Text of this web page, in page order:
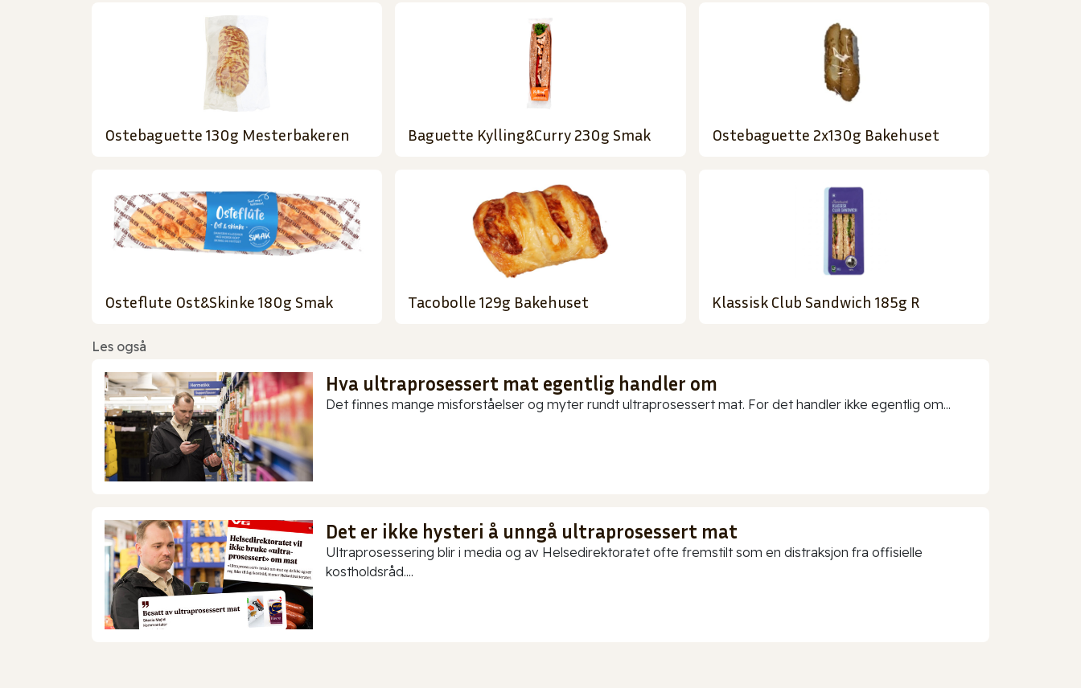
Ostebaguette 130g Mesterbakeren Baguette Kylling&Curry 230g Smak Ostebaguette 2x130g Bakehuset
Osteflute Ost&Skinke 180g Smak Tacobolle 129g Bakehuset Klassisk Club Sandwich 185g R
Les også
Hva ultraprosessert mat egentlig handler om
Det finnes mange misforståelser og myter rundt ultraprosessert mat. For det handler ikke egentlig om...
Det er ikke hysteri å unngå ultraprosessert mat
Ultraprosessering blir i media og av Helsedirektoratet ofte fremstilt som en distraksjon fra offisielle
kostholdsråd....